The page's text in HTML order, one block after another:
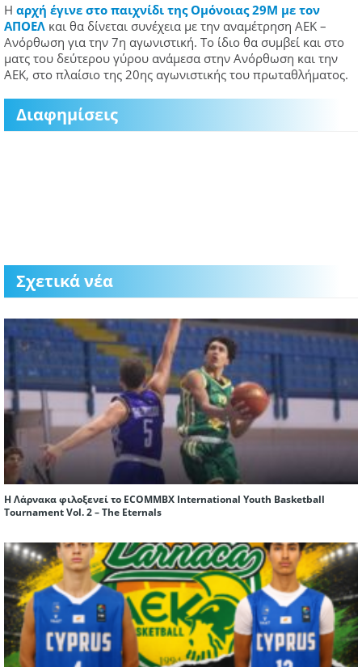
Η αρχή έγινε στο παιχνίδι της Ομόνοιας 29Μ με τον
ΑΠΟΕΛ και θα δίνεται συνέχεια με την αναμέτρηση ΑΕΚ –
Ανόρθωση για την 7η αγωνιστική. Το ίδιο θα συμβεί και στο
ματς του δεύτερου γύρου ανάμεσα στην Ανόρθωση και την
ΑΕΚ, στο πλαίσιο της 20ης αγωνιστικής του πρωταθλήματος.
Διαφημίσεις
Σχετικά νέα
Η Λάρνακα φιλοξενεί το ECOMMBX International Youth Basketball
Tournament Vol. 2 – The Eternals